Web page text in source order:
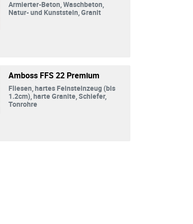
Armierter-Beton, Waschbeton,
Natur- und Kunststein, Granit
Amboss FFS 22 Premium
Fliesen, hartes Feinsteinzeug (bis
1.2cm), harte Granite, Schiefer,
Tonrohre